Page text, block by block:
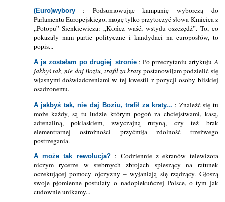
(Euro)wybory: Podsumowując kampanię wyborczą do
Parlamentu Europejskiego, mogę tylko przytoczyć słowa Kmicica z
„Potopu” Sienkiewicza: „Kończ waść, wstydu oszczędź”. To, co
pokazały nam partie polityczne i kandydaci na europosłów, to
popis...
A ja zostałam po drugiej stronie: Po przeczytaniu artykułuA
jakbyś tak, nie daj Boziu, trafił za kraty postanowiłam podzielić się
własnymi doświadczeniami w tej kwestii z pozycji osoby bliskiej
osadzonemu.
A jakbyś tak, nie daj Boziu, trafił za kraty... : Znaleźć się tu
może każdy, są tu ludzie którym pogoń za chciejstwami, kasą,
adrenaliną, poklaskiem, zwyczajną rutyną, czy też brak
elementrarnej ostrożności przyćmiła zdolność trzeźwego
postrzegania.
A może tak rewolucja?: Codziennie z ekranów telewizora
niczym rycerze w srebrnych zbrojach spieszący na ratunek
oczekującej pomocy ojczyzny – wyłaniają się rządzący. Głoszą
swoje płomienne postulaty o nadopiekuńczej Polsce, o tym jak
cudownie unikamy...